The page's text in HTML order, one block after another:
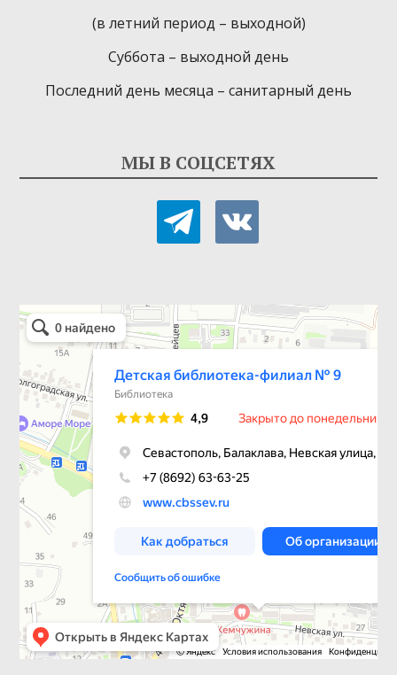
(в летний период – выходной)
Суббота – выходной день
Последний день месяца – санитарный день
МЫ В СОЦСЕТЯХ
telegramvkontakte
Детская библиотека-филиал № 9
Библиотека в Севастополе